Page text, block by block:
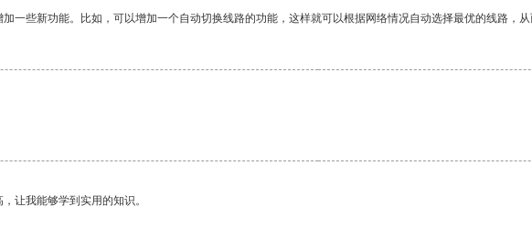
一些新功能。比如，可以增加一个自动切换线路的功能，这样就可以根据网络情况自动选择最优的线路，从
让我能够学到实用的知识。